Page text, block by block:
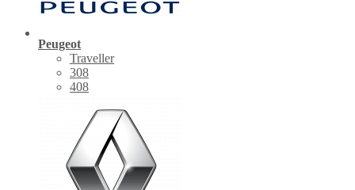
Peugeot
Traveller
308
408